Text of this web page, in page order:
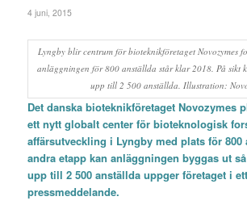
4 juni, 2015
Lyngby blir centrum för bioteknikföretaget Novozymes
anläggningen för 800 anställda står klar 2018. På sikt
upp till 2 500 anställda. Illustration:
Det danska bioteknikföretaget Novozymes
ett nytt globalt center för bioteknologisk
affärsutveckling i Lyngby med plats för 800
andra etapp kan anläggningen byggas ut
upp till 2 500 anställda uppger företaget i ett
pressmeddelande.